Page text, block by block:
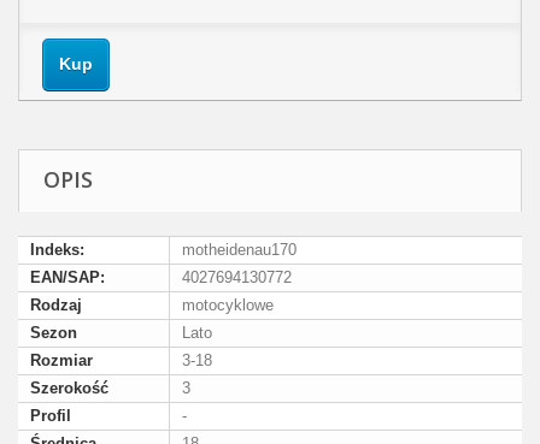
Kup
OPIS
Indeks:
motheidenau170
EAN/SAP:
4027694130772
Rodzaj
motocyklowe
Sezon
Lato
Rozmiar
3-18
Szerokość
3
Profil
-